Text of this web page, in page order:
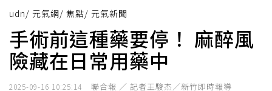
udn/ 元氣網/ 焦點/ 元氣新聞
手術前這種藥要停！ 麻醉風
險藏在日常用藥中
2025-09-16 10:25:14 聯合報 ／ 記者王駿杰／新竹即時報導